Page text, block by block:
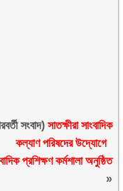
সংবাদ) সাতক্ষীরা সাংবাদিক
কল্যাণ পরিষদের উদ্যোগে
প্রশিক্ষণ কর্মশালা অনুষ্ঠিত
»